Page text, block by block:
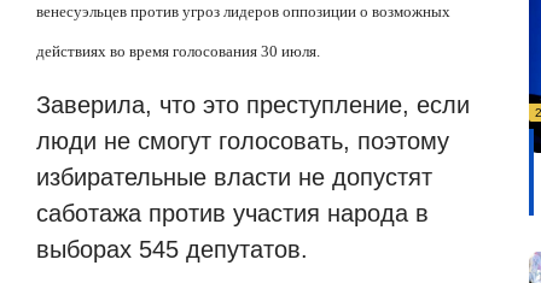
венесуэльцев против угроз лидеров оппозиции о возможных
действиях во время голосования 30 июля.
Заверила, что это преступление, если
люди не смогут голосовать, поэтому
избирательные власти не допустят
саботажа против участия народа в
выборах 545 депутатов.